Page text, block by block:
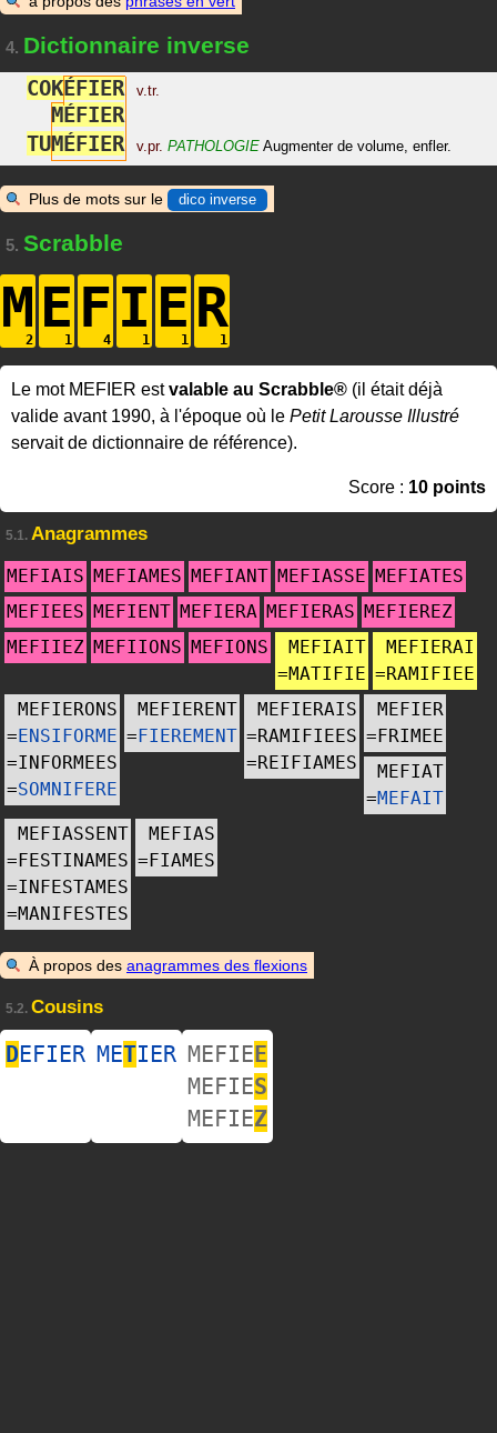
4. Dictionnaire inverse
COKÉFIER v.tr.
MÉFIER
TUMÉFIER v.pr. PATHOLOGIE Augmenter de volume, enfler.
Plus de mots sur le dico inverse
5. Scrabble
ME FI ER
Le mot MEFIER estvalable au Scrabble® (il était déjà
valide avant 1990, à l'époque où le Petit Larousse Illustré
servait de dictionnaire de référence).
Score : 10 points
5.1. Anagrammes
MEFIAIS MEFIAMES MEFIANT MEFIASSE MEFIATES
MEFIEES MEFIENT MEFIERA MEFIERAS MEFIEREZ
MEFIIEZ MEFIIONS MEFIONS
MEFIAIT
=MATIFIE
MEFIERAI
=RAMIFIEE
MEFIERONS
=ENSIFORME
=INFORMEES
=SOMNIFERE
MEFIERENT
=FIEREMENT
MEFIERAIS
=RAMIFIEES
=REIFIAMES
MEFIER
=FRIMEE
MEFIAT
=MEFAIT
MEFIASSENT
=FESTINAMES
=INFESTAMES
=MANIFESTES
MEFIAS
=FIAMES
À propos des anagrammes des flexions
5.2. Cousins
DEFIER METIER MEFIEE
MEFIES
MEFIEZ